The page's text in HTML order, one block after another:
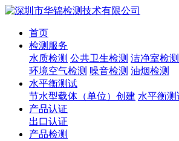
首页
检测服务
水质检测 公共卫生检测 洁净室检测
环境空气检测 噪音检测 油烟检测
水平衡测试
节水型载体（单位）创建 水平衡
产品认证
出口认证
产品检测